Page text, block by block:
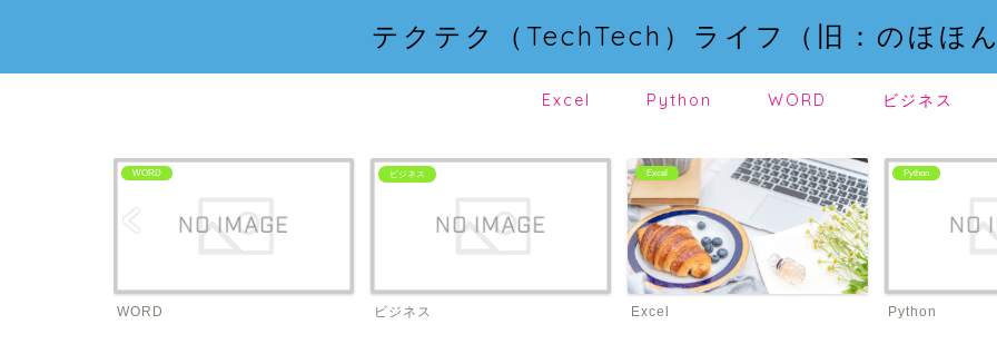
テクテク（TechTech）ライフ（旧：のほほん
Excel Python WORD ビジネス
WORD
WORD
ビジネス
ビジネス
Excel
Excel
Python
Python